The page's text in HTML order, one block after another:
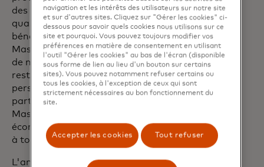
des paiements numériques en temps
quasi réel à leurs clients. Paysend
bénéficiera de l'étendue du réseau de
Mastercard, ce qui lui permettra d'ouvrir
de nouveaux couloirs entre l'Europe et le
reste du monde pour les transactions de
personne à personne. Le programme fait
partie intégrante de la mission de
Mastercard qui consiste à favoriser une
économie numérique inclusive qui profite
à tous, partout.
L'annonce d'aujourd'hui renforce la
navigation et les intérêts des utilisateurs sur notre site
et sur d'autres sites. Cliquez sur "Gérer les cookies" ci-
dessous pour savoir quels cookies nous utilisons sur ce
site et pourquoi. Vous pouvez toujours modifier vos
préférences en matière de consentement en utilisant
l'outil "Gérer les cookies" au bas de l'écran (disponible
sous forme de lien au lieu d'un bouton sur certains
sites). Vous pouvez notamment refuser certains ou
tous les cookies, à l'exception de ceux qui sont
strictement nécessaires au bon fonctionnement du
site.
Accepter les cookies Tout refuser